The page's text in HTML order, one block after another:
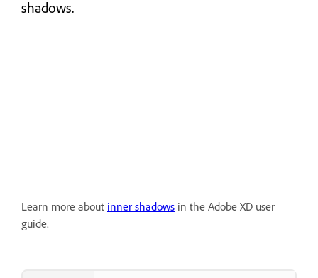
shadows.
Learn more about inner shadows in the Adobe XD user
guide.